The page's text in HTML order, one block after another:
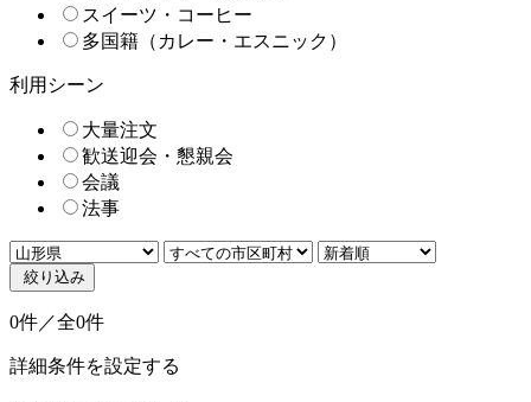
スイーツ・コーヒー
多国籍（カレー・エスニック）
利用シーン
大量注文
歓送迎会・懇親会
会議
法事
絞り込み
0件／全0件
詳細条件を設定する